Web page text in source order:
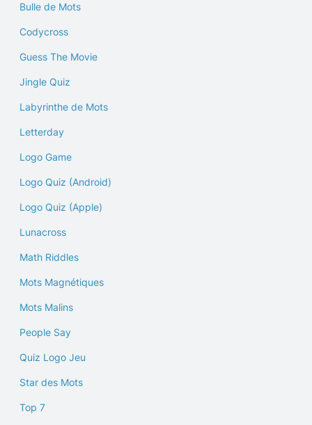
Bulle de Mots
Codycross
Guess The Movie
Jingle Quiz
Labyrinthe de Mots
Letterday
Logo Game
Logo Quiz (Android)
Logo Quiz (Apple)
Lunacross
Math Riddles
Mots Magnétiques
Mots Malins
People Say
Quiz Logo Jeu
Star des Mots
Top 7